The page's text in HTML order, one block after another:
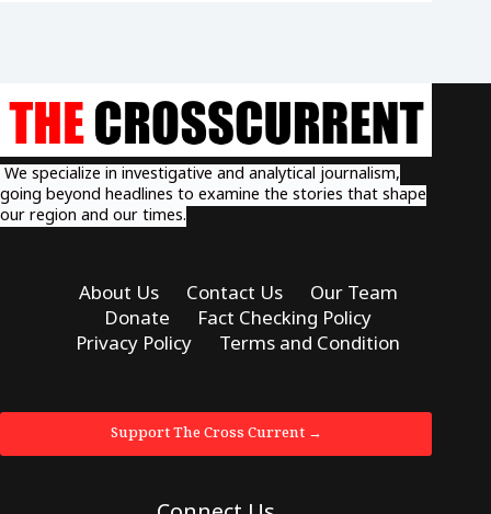
We specialize in investigative and analytical journalism,
going beyond headlines to examine the stories that shape
our region and our times.
About Us Contact Us
Our Team
Donate
Fact Checking Policy
Privacy Policy
Terms and Condition
Support The Cross Current →